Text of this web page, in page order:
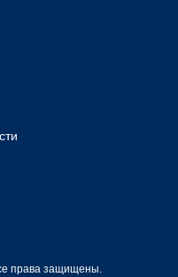
права защищены.